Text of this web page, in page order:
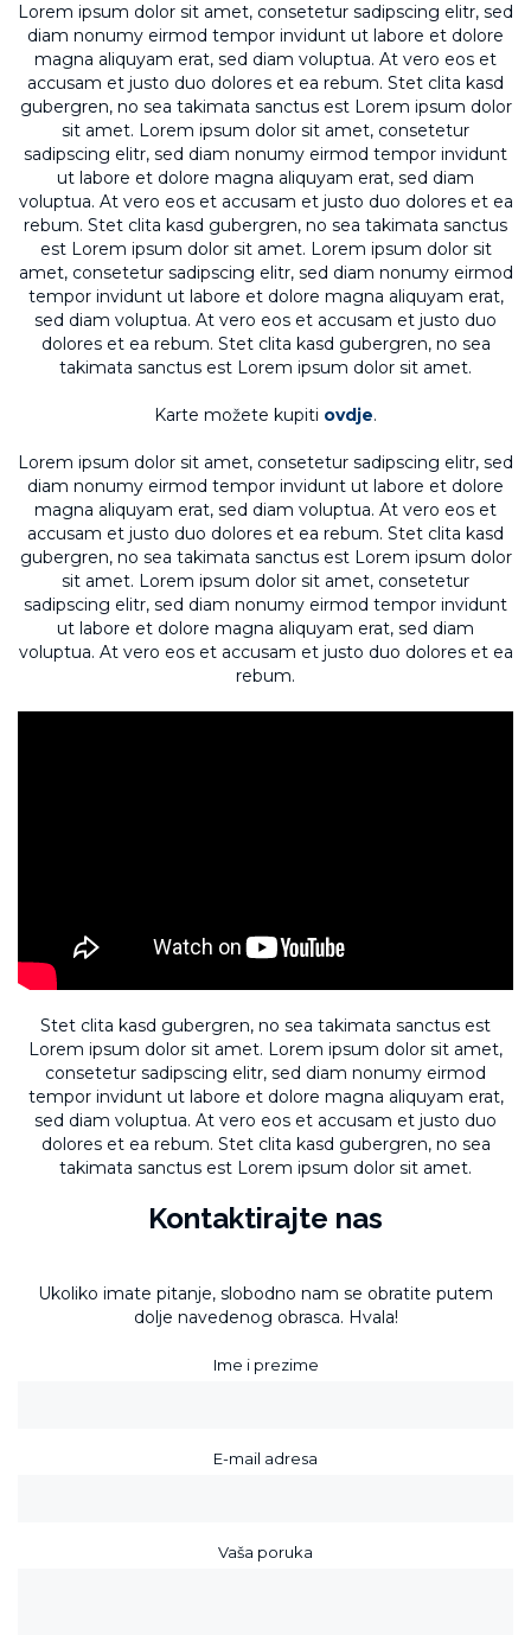
Lorem ipsum dolor sit amet, consetetur sadipscing elitr, sed
diam nonumy eirmod tempor invidunt ut labore et dolore
magna aliquyam erat, sed diam voluptua. At vero eos et
accusam et justo duo dolores et ea rebum. Stet clita kasd
gubergren, no sea takimata sanctus est Lorem ipsum dolor
sit amet. Lorem ipsum dolor sit amet, consetetur
sadipscing elitr, sed diam nonumy eirmod tempor invidunt
ut labore et dolore magna aliquyam erat, sed diam
voluptua. At vero eos et accusam et justo duo dolores et ea
rebum. Stet clita kasd gubergren, no sea takimata sanctus
est Lorem ipsum dolor sit amet. Lorem ipsum dolor sit
amet, consetetur sadipscing elitr, sed diam nonumy eirmod
tempor invidunt ut labore et dolore magna aliquyam erat,
sed diam voluptua. At vero eos et accusam et justo duo
dolores et ea rebum. Stet clita kasd gubergren, no sea
takimata sanctus est Lorem ipsum dolor sit amet.
Karte možete kupiti ovdje.
Lorem ipsum dolor sit amet, consetetur sadipscing elitr, sed
diam nonumy eirmod tempor invidunt ut labore et dolore
magna aliquyam erat, sed diam voluptua. At vero eos et
accusam et justo duo dolores et ea rebum. Stet clita kasd
gubergren, no sea takimata sanctus est Lorem ipsum dolor
sit amet. Lorem ipsum dolor sit amet, consetetur
sadipscing elitr, sed diam nonumy eirmod tempor invidunt
ut labore et dolore magna aliquyam erat, sed diam
voluptua. At vero eos et accusam et justo duo dolores et ea
rebum.
Stet clita kasd gubergren, no sea takimata sanctus est
Lorem ipsum dolor sit amet. Lorem ipsum dolor sit amet,
consetetur sadipscing elitr, sed diam nonumy eirmod
tempor invidunt ut labore et dolore magna aliquyam erat,
sed diam voluptua. At vero eos et accusam et justo duo
dolores et ea rebum. Stet clita kasd gubergren, no sea
takimata sanctus est Lorem ipsum dolor sit amet.
Kontaktirajte nas
Ukoliko imate pitanje, slobodno nam se obratite putem
dolje navedenog obrasca. Hvala!
Ime i prezime
E-mail adresa
Vaša poruka